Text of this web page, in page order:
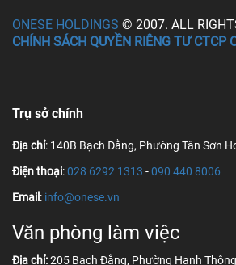
ONESE HOLDINGS © 2007. ALL
CHÍNH SÁCH QUYỀN RIÊNG TƯ CTCP
Trụ sở chính
Địa chỉ: 140B Bạch Đằng, Phường Tân Sơn
Điện thoại:028 6292 1313 -090 440 8006
Email : info@onese.vn
Văn phòng làm việc
Địa chỉ:205 Bạch Đằng, Phường Hạnh